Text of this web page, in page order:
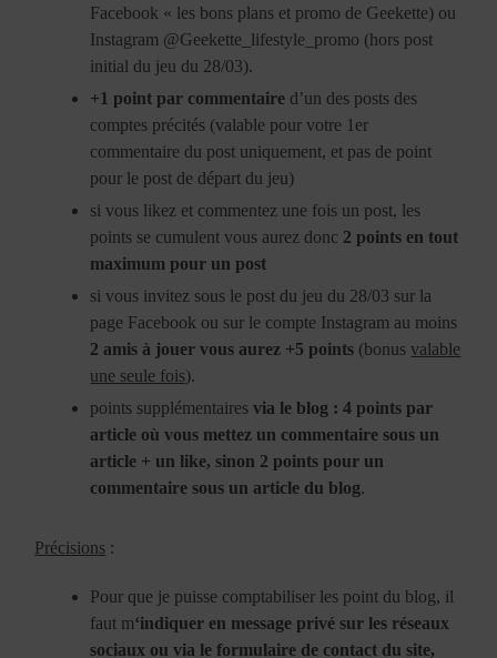
Facebook « les bons plans et promo de Geekette) ou
Instagram @Geekette_lifestyle_promo (hors post
initial du jeu du 28/03).
+1 point par commentaire d’un des posts des
comptes précités (valable pour votre 1er
commentaire du post uniquement, et pas de point
pour le post de départ du jeu)
si vous likez et commentez une fois un post, les
points se cumulent vous aurez donc 2 points en tout
maximum pour un post
si vous invitez sous le post du jeu du 28/03 sur la
page Facebook ou sur le compte Instagram au moins
2 amis à jouer vous aurez +5 points (bonusvalable
une seule fois).
points supplémentairesvia le blog : 4 points par
article où vous mettez un commentaire sous un
article + un like, sinon 2 points pour un
commentaire sous un article du blog.
Précisions :
Pour que je puisse comptabiliser les point du blog, il
faut m‘indiquer en message privé sur les réseaux
sociaux ou via le formulaire de contact du site,